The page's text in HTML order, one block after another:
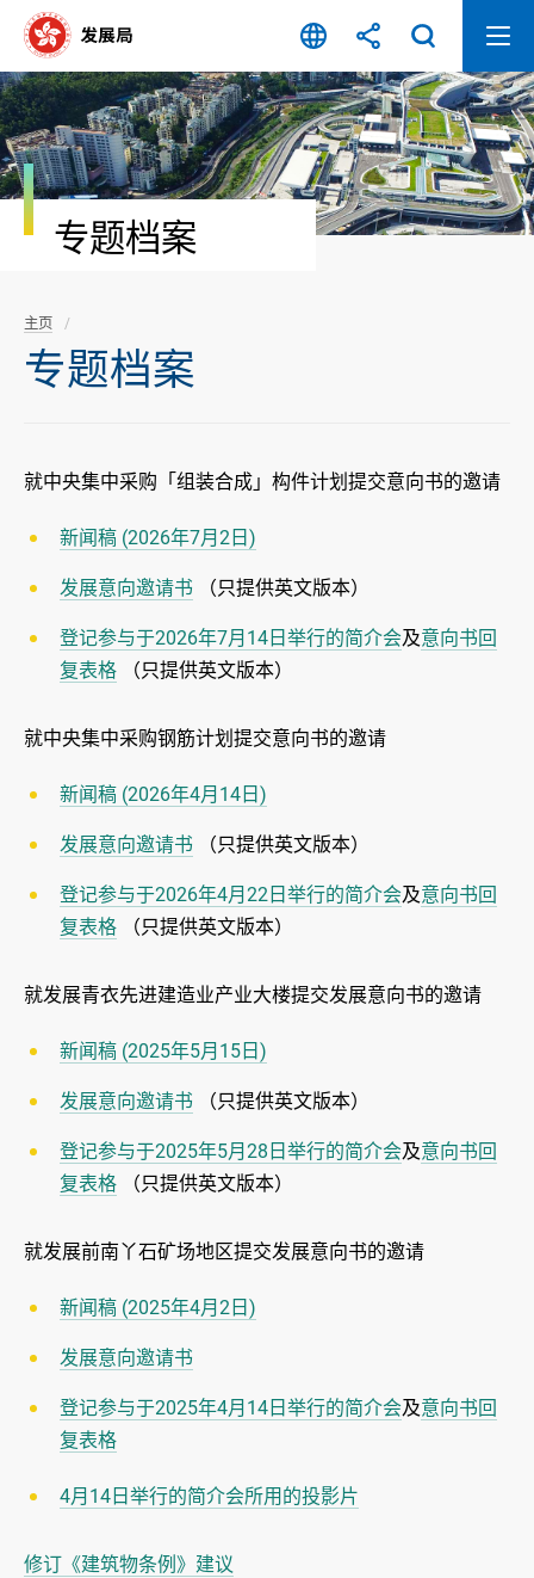
容
开
始
专题档案
主页
专题档案
就中央集中采购「组装合成」构件计划提交意向书的邀请
新闻稿 (2026年7月2日)
发展意向邀请书 （只提供英文版本）
登记参与于2026年7月14日举行的简介会及意向书回
复表格 （只提供英文版本）
就中央集中采购钢筋计划提交意向书的邀请
新闻稿 (2026年4月14日)
发展意向邀请书 （只提供英文版本）
登记参与于2026年4月22日举行的简介会及意向书回
复表格 （只提供英文版本）
就发展青衣先进建造业产业大楼提交发展意向书的邀请
新闻稿 (2025年5月15日)
发展意向邀请书 （只提供英文版本）
登记参与于2025年5月28日举行的简介会及意向书回
复表格 （只提供英文版本）
就发展前南丫石矿场地区提交发展意向书的邀请
新闻稿 (2025年4月2日)
发展意向邀请书
登记参与于2025年4月14日举行的简介会及意向书回
复表格
4月14日举行的简介会所用的投影片
修订《建筑物条例》建议